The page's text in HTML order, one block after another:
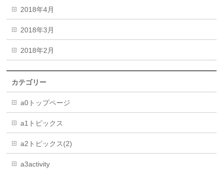
2018年4月
2018年3月
2018年2月
カテゴリー
a0トップページ
a1トピックス
a2トピックス(2)
a3activity